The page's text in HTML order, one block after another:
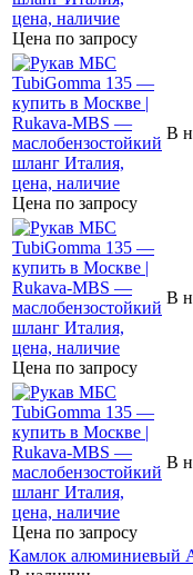
Цена по запросу
Цена по запросу
В
Цена по запросу
В
Цена по запросу
В
Камлок алюминиевый